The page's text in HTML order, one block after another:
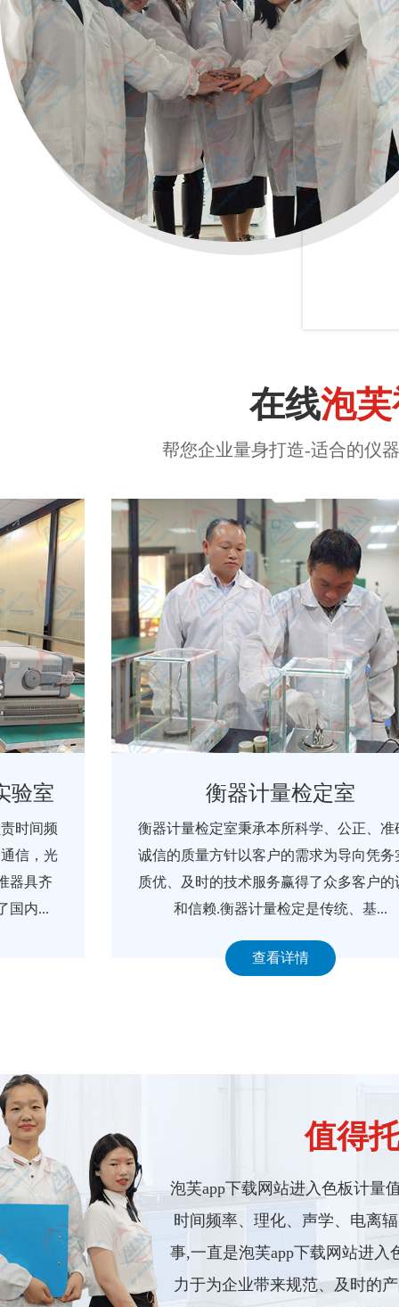
在线泡
帮您企业量身打造-适合的仪器
衡器计量检定室
衡器计量检定室秉承本所科学、公正、准确、
诚信的质量方针以客户的需求为导向凭务实、
质优、及时的技术服务赢得了众多客户的认可
和信赖.衡器计量检定是传统、基...
值得
泡芙app下载网站进入色板计量值得托
时间频率、理化、声学
事,一直是泡芙app下载网站进
力于为企业带来规范、及时